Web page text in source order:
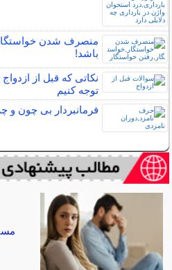
منصرف شدن خواستگار
باشد!
نکاتی که قبل از ازدواج
توجه کنیم
فرمانبردار بی چون و